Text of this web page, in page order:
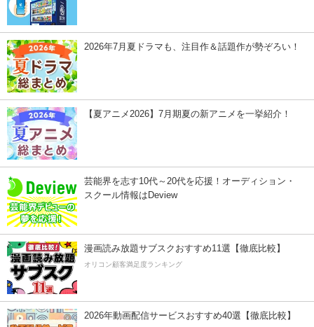
2026年7月夏ドラマも、注目作＆話題作が勢ぞろい！
【夏アニメ2026】7月期夏の新アニメを一挙紹介！
芸能界を志す10代～20代を応援！オーディション・
スクール情報はDeview
漫画読み放題サブスクおすすめ11選【徹底比較】
オリコン顧客満足度ランキング
2026年動画配信サービスおすすめ40選【徹底比較】